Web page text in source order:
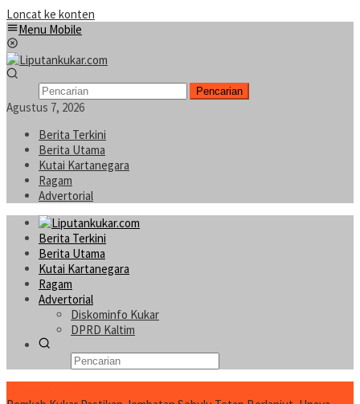
Loncat ke konten
Menu Mobile
Pencarian
Agustus 7, 2026
Berita Terkini
Berita Utama
Kutai Kartanegara
Ragam
Advertorial
Berita Terkini
Berita Utama
Kutai Kartanegara
Ragam
Advertorial
Diskominfo Kukar
DPRD Kaltim